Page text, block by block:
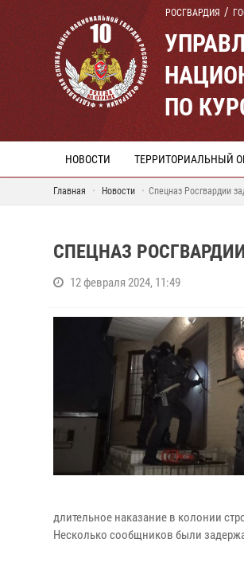
РОСГВАРДИЯ
ПО
НОВОСТИ ТЕРРИТОРИАЛЬНЫЙ
Главная Новости Спецназ Росгвардии
СПЕЦНАЗ
12 февраля 2024, 11:49
длительное наказание в колонии
Несколько сообщников были